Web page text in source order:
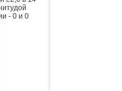
- 0 и 0